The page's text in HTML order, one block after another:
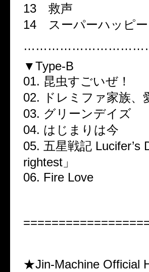
13 救声
14 スーパーハッピー
▼Type-B
01. 昆虫すごいぜ！
02. ドレミファ家族、
03. グリーンデイズ
04. はじまりは今
05. 五星戦記 Lucifer’s
rightest」
06. Fire Love
★Jin-Machine Official